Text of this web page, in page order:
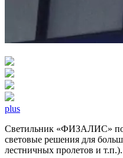
plus
Светильник «ФИЗАЛИС»
световые решения для
лестничных пролетов и т.п.).